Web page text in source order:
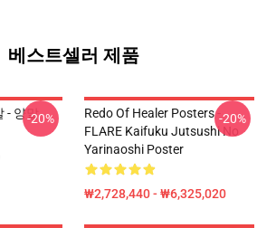
베스트셀러 제품
- 양말-20%
Redo Of Healer Posters -
FLARE Kaifuku Jutsushi No
Yarinaoshi Poster
₩2,728,440 - ₩6,325,020
-20%